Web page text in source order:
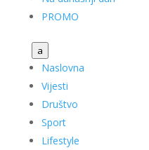
PROMO
a
Naslovna
Vijesti
Društvo
Sport
Lifestyle